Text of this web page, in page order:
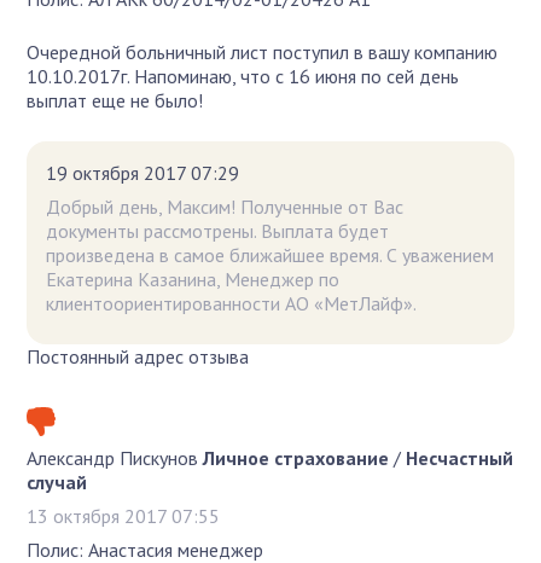
Очередной больничный лист поступил в вашу компанию
10.10.2017г. Напоминаю, что с 16 июня по сей день
выплат еще не было!
19 октября 2017 07:29
Добрый день, Максим! Полученные от Вас
документы рассмотрены. Выплата будет
произведена в самое ближайшее время. С уважением
Екатерина Казанина, Менеджер по
клиентоориентированности АО «МетЛайф».
Постоянный адрес отзыва
Александр Пискунов Личное страхование / Несчастный
случай
13 октября 2017 07:55
Полис: Анастасия менеджер